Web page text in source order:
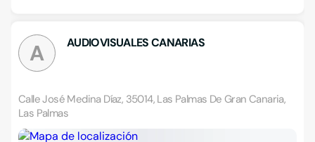
A AUDIOVISUALES CANARIAS
Calle José Medina Díaz, 35014, Las Palmas De Gran Canaria,
Las Palmas